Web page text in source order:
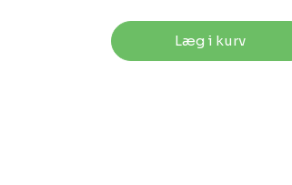
Læg i kurv